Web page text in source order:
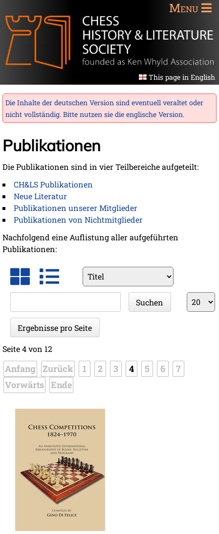
Menu
This page in English
Die Inhalte der deutschen Version sind eventuell veraltet oder
nicht vollständig. Bitte nutzen sie die englische Version.
Publikationen
Die Publikationen sind in vier Teilbereiche aufgeteilt:
CH&LS Publikationen
Neue Literatur
Publikationen unserer Mitglieder
Publikationen von Nichtmitglieder
Nachfolgend eine Auflistung aller aufgeführten
Publikationen:
Vorhandene
Felder
Suchen
pro
Ergebnisse pro Seite
Seite 4 von 12
Anfang Zurück 1 2 3 4 5 6
7
Vorwärts Ende